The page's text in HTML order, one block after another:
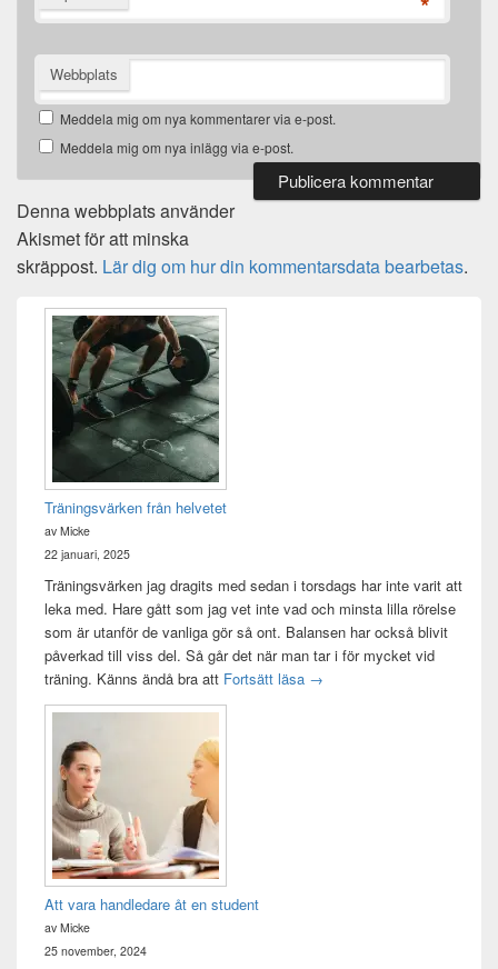
Webbplats
Meddela mig om nya kommentarer via e-post.
Meddela mig om nya inlägg via e-post.
Denna webbplats använder
Akismet för att minska
skräppost. Lär dig om hur din kommentarsdata bearbetas.
Primära
sidofältet
Widget
område
Träningsvärken från helvetet
av Micke
22 januari, 2025
Träningsvärken jag dragits med sedan i torsdags har inte varit att
leka med. Hare gått som jag vet inte vad och minsta lilla rörelse
som är utanför de vanliga gör så ont. Balansen har också blivit
påverkad till viss del. Så går det när man tar i för mycket vid
träning. Känns ändå bra att Fortsätt läsa Träningsvärken från helvetet
→
Att vara handledare åt en student
av Micke
25 november, 2024